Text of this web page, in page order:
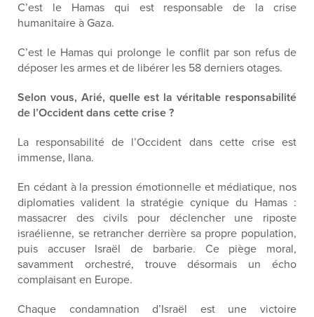
C’est le Hamas qui est responsable de la crise
humanitaire à Gaza.
C’est le Hamas qui prolonge le conflit par son refus de
déposer les armes et de libérer les 58 derniers otages.
Selon vous, Arié, quelle est la véritable responsabilité
de l’Occident dans cette crise ?
La responsabilité de l’Occident dans cette crise est
immense, Ilana.
En cédant à la pression émotionnelle et médiatique, nos
diplomaties valident la stratégie cynique du Hamas :
massacrer des civils pour déclencher une riposte
israélienne, se retrancher derrière sa propre population,
puis accuser Israël de barbarie. Ce piège moral,
savamment orchestré, trouve désormais un écho
complaisant en Europe.
Chaque condamnation d’Israël est une victoire